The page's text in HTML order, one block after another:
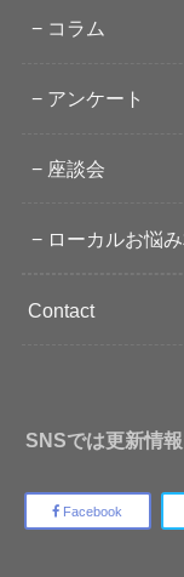
コラム
アンケート
座談会
ローカルお悩
Contact
SNSでは更新情
Facebook